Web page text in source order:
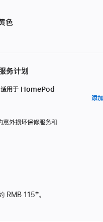
色
务计划
用于 HomePod
意外损坏保修服务和
添加
RMB 115‡。